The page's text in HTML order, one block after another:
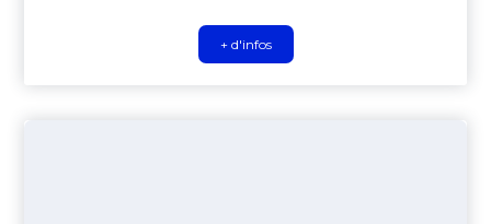
+ d'infos